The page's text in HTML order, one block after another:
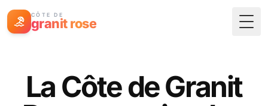
CÔTE DE
granit rose
La Côte de Granit